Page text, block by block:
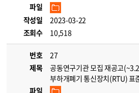
파일
작성일
2023-03-22
조회수
10,518
번호
27
제목
공동연구기관 모집 재공고
부하개폐기 통신장치(RTU) 표
파일